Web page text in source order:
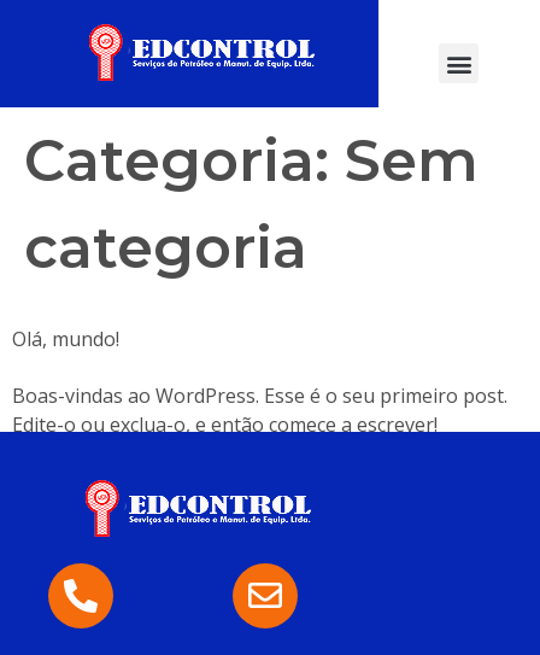
Categoria: Sem
categoria
Olá, mundo!
Boas-vindas ao WordPress. Esse é o seu primeiro post.
Edite-o ou exclua-o, e então comece a escrever!